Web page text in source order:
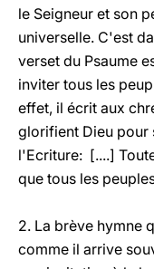
le Seigneur et son
universelle. C'est
verset du Psaume
inviter tous les
effet, il écrit aux
glorifient Dieu pour
l'Ecriture: [....]
que tous les
2. La brève hymne
comme il arrive